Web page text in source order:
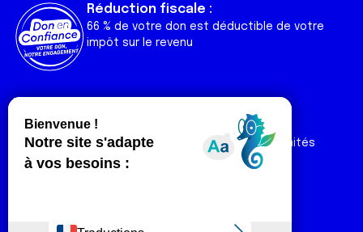
Réduction fiscale :
66 % de votre don est déductible de votre
impôt sur le revenu
Liens utiles
Nos actualités
Nos publications
Contact
Espace Ligue & comités
Espace chercheur